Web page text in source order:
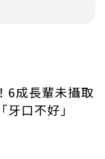
6成長輩未攝取
口不好」